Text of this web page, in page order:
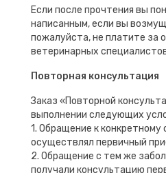
Если после прочтения вы
написанным, если вы
пожалуйста, не платите за
ветеринарных
Повторная консультация
Заказ «Повторной
выполнении следующих
1. Обращение к
осуществлял первичный
2. Обращение с тем же
получали консультацию